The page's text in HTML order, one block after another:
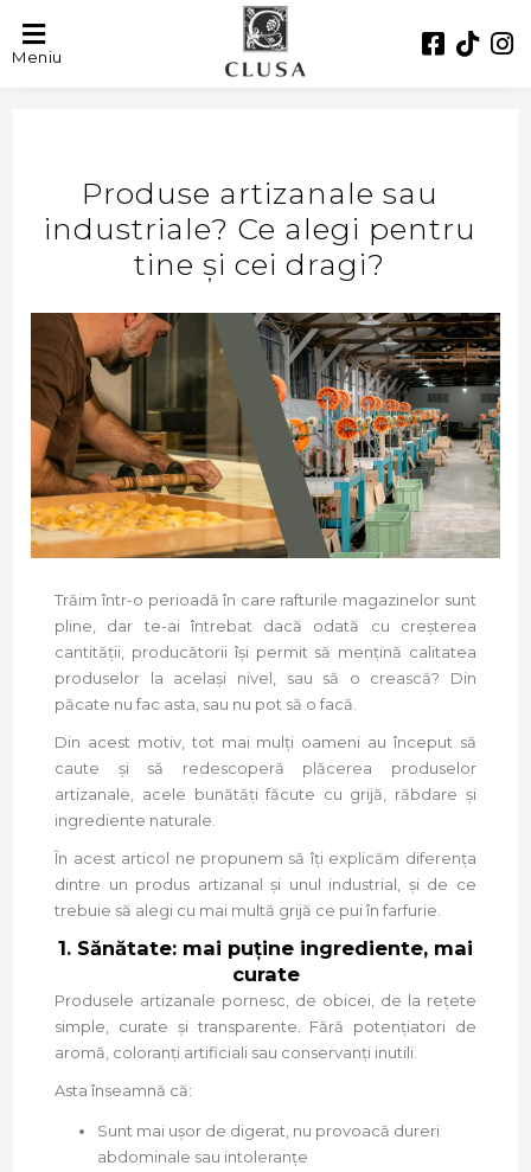
Meniu
Produse artizanale sau
industriale? Ce alegi pentru
tine și cei dragi?
Trăim într-o perioadă în care rafturile magazinelor sunt
pline, dar te-ai întrebat dacă odată cu creșterea
cantității, producătorii își permit să mențină calitatea
produselor la același nivel, sau să o crească? Din
păcate nu fac asta, sau nu pot să o facă.
Din acest motiv, tot mai mulți oameni au început să
caute și să redescoperă plăcerea produselor
artizanale, acele bunătăți făcute cu grijă, răbdare și
ingrediente naturale.
În acest articol ne propunem să îți explicăm diferența
dintre un produs artizanal și unul industrial, și de ce
trebuie să alegi cu mai multă grijă ce pui în farfurie.
1. Sănătate: mai puține ingrediente, mai
curate
Produsele artizanale pornesc, de obicei, de la rețete
simple, curate și transparente. Fără potențiatori de
aromă, coloranți artificiali sau conservanți inutili.
Asta înseamnă că:
Sunt mai ușor de digerat, nu provoacă dureri
abdominale sau intoleranțe